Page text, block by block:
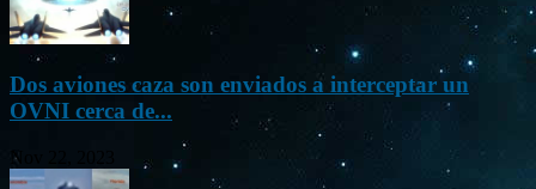
Dos aviones caza son enviados a interceptar un
OVNI cerca de...
Nov 22, 2023